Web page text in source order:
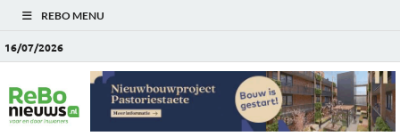
REBO MENU
16/07/2026